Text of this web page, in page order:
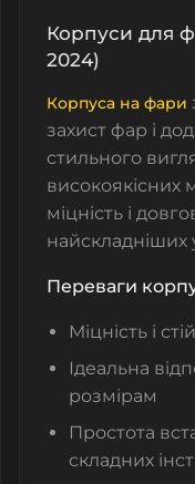
Корпуси для
2024)
Корпуса на фари
захист фар і
стильного
високоякісних
міцність і
найскладніших
Переваги
Міцність і
Ідеальна
розмірам
Простота
складних